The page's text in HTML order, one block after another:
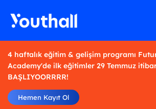
4 haftalık eğitim & gelişim programı
Academy'de ilk eğitimler 29 Temmuz
BAŞLIYOORRRR!
Hemen Kayıt Ol